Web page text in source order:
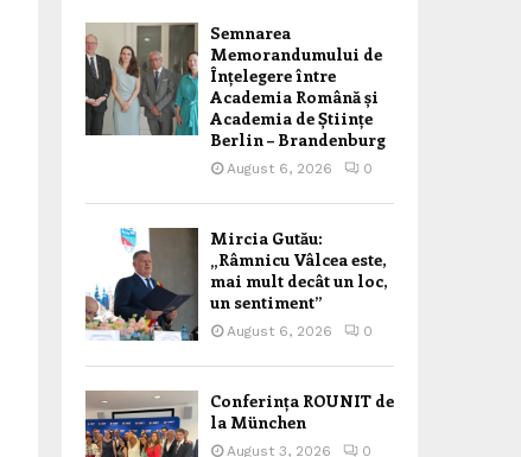
Semnarea
Memorandumului de
Înțelegere între
Academia Română și
Academia de Științe
Berlin – Brandenburg
August 6, 2026 0
Mircia Gutău:
„Râmnicu Vâlcea este,
mai mult decât un loc,
un sentiment”
August 6, 2026 0
Conferința ROUNIT de
la München
August 3, 2026 0